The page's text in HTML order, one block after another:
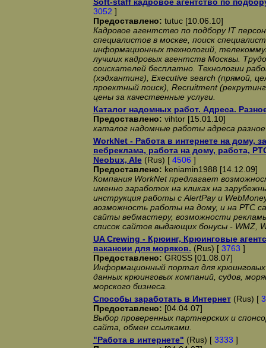
3052 ]
Предоставлено: tutuc [10.06.10]
Кадровое агентство по подбору IT
специалистов в москве, поиск
информационных технологий,
лучших кадровых агентств Москвы.
соискателей бесплатно. Технологии
(хэдхантинг), Executive search (прямой,
проектный поиск), Recruitment
цены за качественные услуги.
Каталог надомных работ. Адреса.
Предоставлено: vihtor [15.01.10]
каталог надомные работы адреса разное
WorkNet - Работа в интернете на дому,
вебреклама, работа на дому, работа,
Neobux, Ale(Rus) [ 4506 ]
Предоставлено: keniamin1988 [14.12.09]
Компания WorkNet предлагает
именно заработок на кликах на
инструкция работы с AlertPay и
возможность работы на дому, и на РТС
сайты вебмастеру, возможности
список сайтов выдающих бонусы - WMZ,
UA Crewing - Крюинг, Крюинговые
вакансии для моряков. (Rus) [ 3763 ]
Предоставлено: GR0SS [01.08.07]
Информационный портал для
данных крюинговых компаний, судов,
морского бизнеса.
Способы заработать в Интернет(Rus) [
Предоставлено: [04.04.07]
Выбор проверенных партнерских и
сайта, обмен ссылками.
"Работа в интернете" (Rus) [ 3333 ]